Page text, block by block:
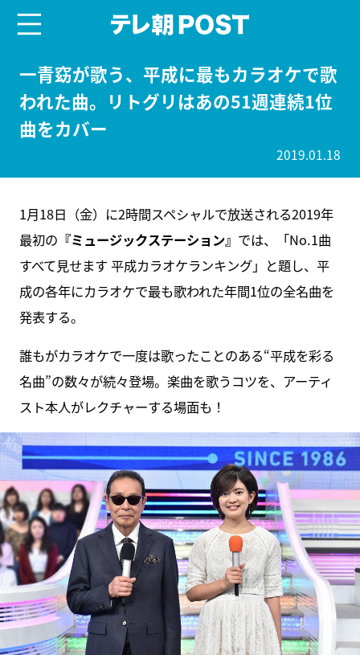
一青窈が歌う、平成に最もカラオケで歌
われた曲。リトグリはあの51週連続1位
曲をカバー
2019.01.18
1月18日（金）に2時間スペシャルで放送される2019年
最初の 『ミュージックステーション』 では、「No.1曲
すべて見せます 平成カラオケランキング」と題し、平
成の各年にカラオケで最も歌われた年間1位の全名曲を
発表する。
誰もがカラオケで一度は歌ったことのある“平成を彩る
名曲”の数々が続々登場。楽曲を歌うコツを、アーティ
スト本人がレクチャーする場面も！